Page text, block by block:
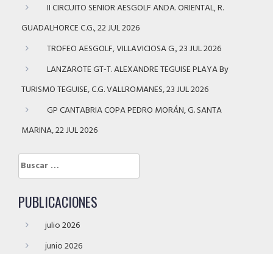
II CIRCUITO SENIOR AESGOLF ANDA. ORIENTAL, R.
GUADALHORCE C.G., 22 JUL 2026
TROFEO AESGOLF, VILLAVICIOSA G., 23 JUL 2026
LANZAROTE GT-T. ALEXANDRE TEGUISE PLAYA By
TURISMO TEGUISE, C.G. VALLROMANES, 23 JUL 2026
GP CANTABRIA COPA PEDRO MORÁN, G. SANTA
MARINA, 22 JUL 2026
Buscar:
PUBLICACIONES
julio 2026
junio 2026